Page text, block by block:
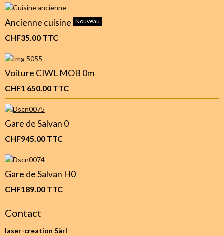
Ancienne cuisine Nouveau
CHF35.00 TTC
Voiture CIWL MOB 0m
CHF1 650.00 TTC
Gare de Salvan 0
CHF945.00 TTC
Gare de Salvan H0
CHF189.00 TTC
Contact
laser-creation Sàrl